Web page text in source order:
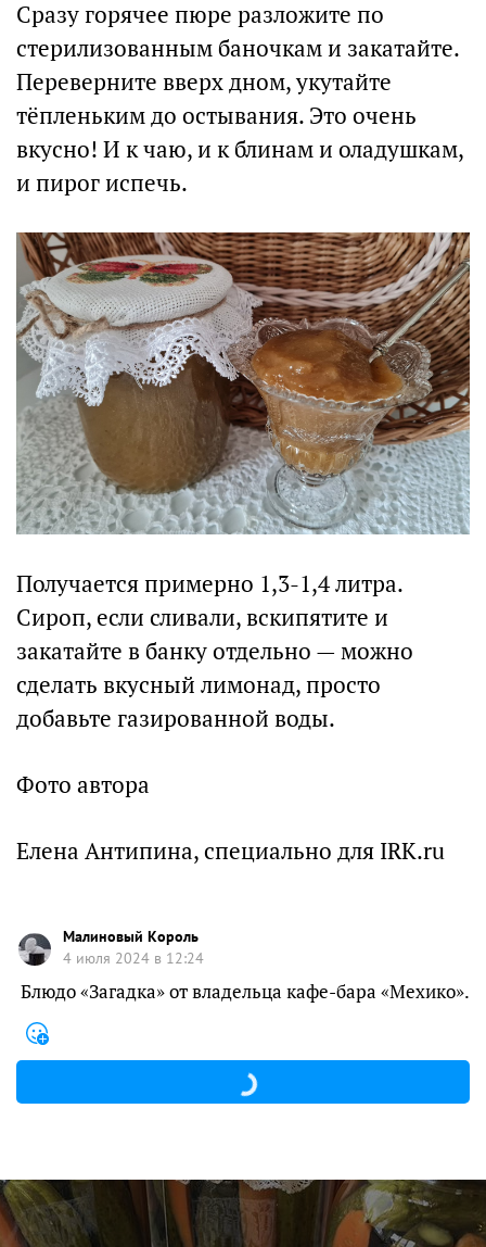
Сразу горячее пюре разложите по
стерилизованным баночкам и закатайте.
Переверните вверх дном, укутайте
тёпленьким до остывания. Это очень
вкусно! И к чаю, и к блинам и оладушкам,
и пирог испечь.
Получается примерно 1,3-1,4 литра.
Сироп, если сливали, вскипятите и
закатайте в банку отдельно — можно
сделать вкусный лимонад, просто
добавьте газированной воды.
Фото автора
Елена Антипина, специально для IRK.ru
Малиновый Король
4 июля 2024 в 12:24
Блюдо «Загадка» от владельца кафе-бара «Мехико».